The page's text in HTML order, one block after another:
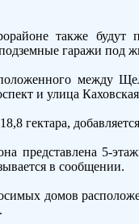
также
гаражи
между
и улица
гектара,
представлена 5-
в сообщении.
домов